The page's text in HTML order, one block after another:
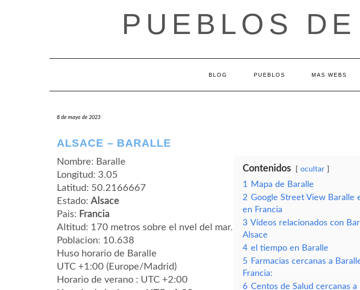
PUEBLOS
BLOG PUEBLOS MAS WEBS
8 de mayo de 2023
ALSACE – BARALLE
Nombre: Baralle
Longitud: 3.05
Latitud: 50.2166667
Estado: Alsace
Pais: Francia
Altitud: 170 metros sobre el nvel del mar.
Poblacion: 10.638
Huso horario de Baralle
UTC +1:00 (Europe/Madrid)
Horario de verano : UTC +2:00
Contenidos ocultar
1
Mapa de Baralle
2 Google Street View Baralle
en Francia
3 Vídeos relacionados con
Alsace
4 el tiempo en Baralle
5 Farmacias cercanas a
Francia:
6 Centos de Salud cercanas a